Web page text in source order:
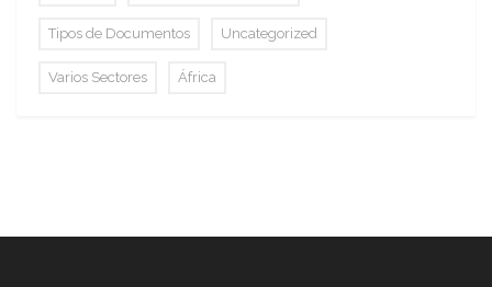
Tipos de Documentos Uncategorized
Varios Sectores África